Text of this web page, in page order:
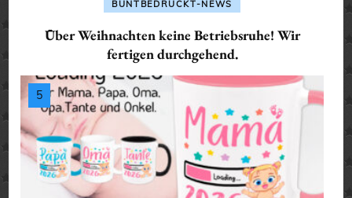
BUNTBEDRUCKT-NEWS
Über Weihnachten keine Betriebsruhe! Wir
fertigen durchgehend.